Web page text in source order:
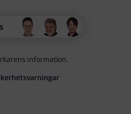
information.